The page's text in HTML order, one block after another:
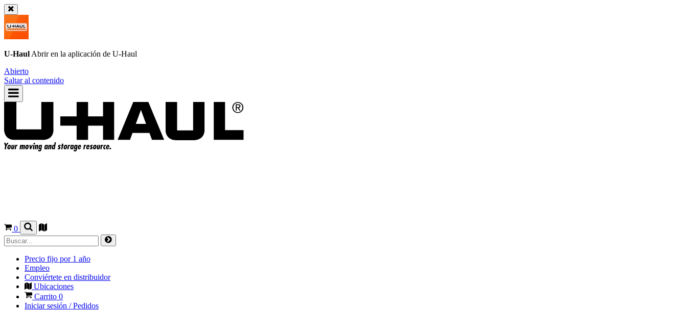
U-Haul Abrir en la aplicación de U-Haul
Abierto
Saltar al contenido
0
Precio fijo por 1 año
Empleo
Conviértete en distribuidor
Ubicaciones
Carrito 0
Iniciar sesión / Pedidos